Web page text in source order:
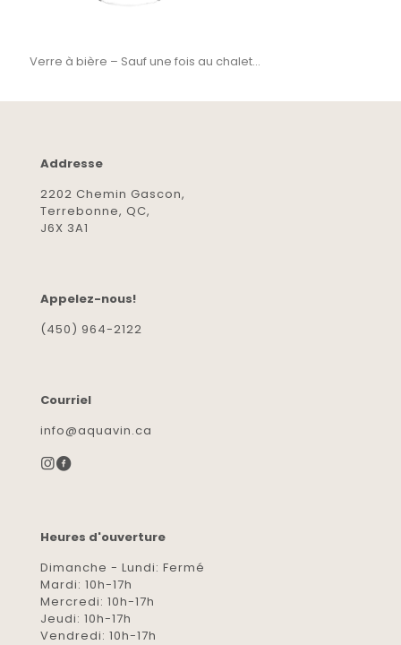
Verre à bière – Sauf une fois au chalet…
Addresse
2202 Chemin Gascon,
Terrebonne, QC,
J6X 3A1
Appelez-nous!
(450) 964-2122
Courriel
info@aquavin.ca
Heures d'ouverture
Dimanche - Lundi: Fermé
Mardi: 10h-17h
Mercredi: 10h-17h
Jeudi: 10h-17h
Vendredi: 10h-17h